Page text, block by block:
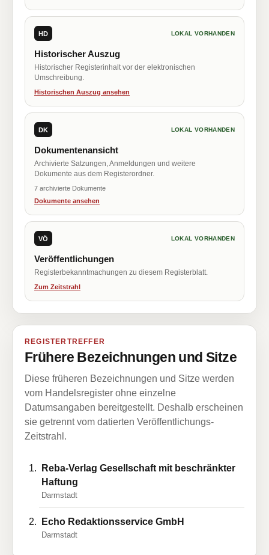
HD LOKAL VORHANDEN
Historischer Auszug
Historischer Registerinhalt vor der elektronischen
Umschreibung.
Historischen Auszug ansehen
DK LOKAL VORHANDEN
Dokumentenansicht
Archivierte Satzungen, Anmeldungen und weitere
Dokumente aus dem Registerordner.
7 archivierte Dokumente
Dokumente ansehen
VÖ LOKAL VORHANDEN
Veröffentlichungen
Registerbekanntmachungen zu diesem Registerblatt.
Zum Zeitstrahl
REGISTERTREFFER
Frühere Bezeichnungen und Sitze
Diese früheren Bezeichnungen und Sitze werden
vom Handelsregister ohne einzelne
Datumsangaben bereitgestellt. Deshalb erscheinen
sie getrennt vom datierten Veröffentlichungs-
Zeitstrahl.
Reba-Verlag Gesellschaft mit beschränkter
Haftung
Darmstadt
Echo Redaktionsservice GmbH
Darmstadt